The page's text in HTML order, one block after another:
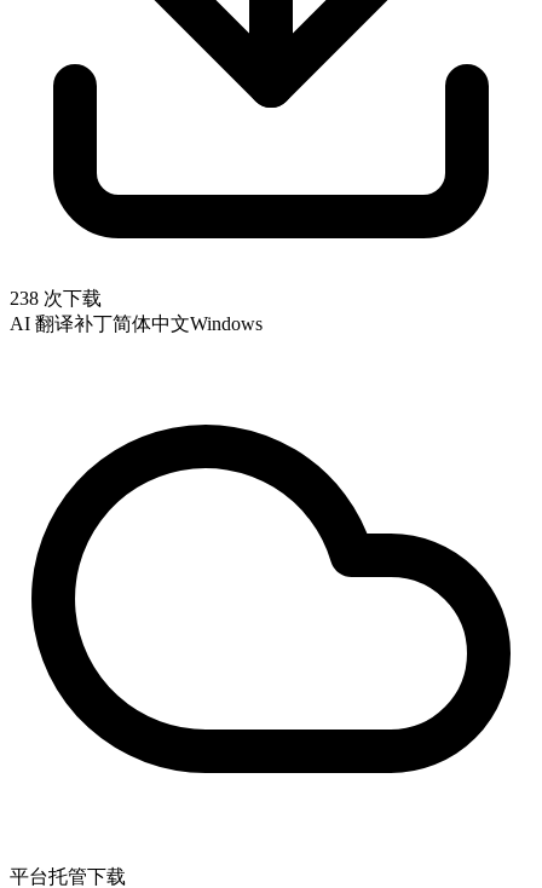
238 次下载
AI 翻译补丁简体中文Windows
平台托管下载